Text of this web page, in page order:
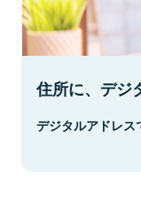
住所に、デジ
デジタルアドレス